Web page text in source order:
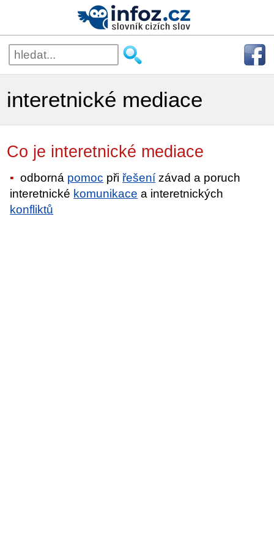
interetnické mediace
Co je interetnické mediace
odborná pomoc přiřešení závad a poruch
interetnické komunikace a interetnických
konfliktů